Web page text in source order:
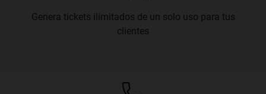
Genera tickets ilimitados de un solo uso para tus
clientes